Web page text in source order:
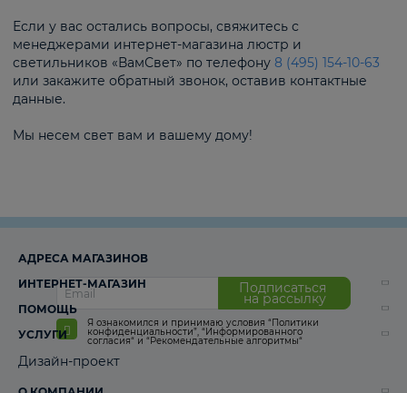
Если у вас остались вопросы, свяжитесь с
менеджерами интернет-магазина люстр и
светильников «ВамСвет» по телефону 8 (495) 154-10-63
или закажите обратный звонок, оставив контактные
данные.
Мы несем свет вам и вашему дому!
Подписаться
на рассылку
Я ознакомился и принимаю условия “Политики
конфиденциальности”, “Информированного
согласия“ и “Рекомендательные алгоритмы“
АДРЕСА МАГАЗИНОВ
ИНТЕРНЕТ-МАГАЗИН
ПОМОЩЬ
УСЛУГИ
Дизайн-проект